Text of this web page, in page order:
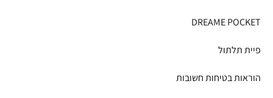
DREAME POCKET
פיית תלתול
הוראות בטיחות חשובות